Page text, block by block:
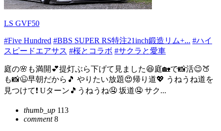
LS GVF50
#Five Hundred #BBS SUPER RS特注21inch鍛造リム+... #ハイ
スピードエアサス #桜とコラボ #サクラと愛車
庭の🌸も満開💕提灯ぶら下げて見ました😆庭🏡で📸活😉🍑
も📸😉早朝だから🎵 やりたい放題😍帰り道💖 うねうね道を
見つけて❗ Uターン🎵うねうね🤤 坂道🤤 サク...
thumb_up 113
comment8